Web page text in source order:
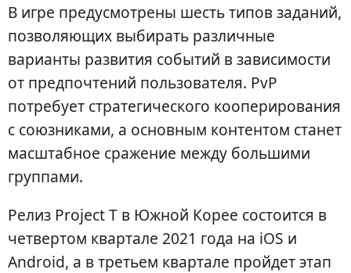
В игре предусмотрены шесть типов заданий,
позволяющих выбирать различные
варианты развития событий в зависимости
от предпочтений пользователя. PvP
потребует стратегического кооперирования
с союзниками, а основным контентом станет
масштабное сражение между большими
группами.
Релиз Project T в Южной Корее состоится в
четвертом квартале 2021 года на iOS и
Android, а в третьем квартале пройдет этап